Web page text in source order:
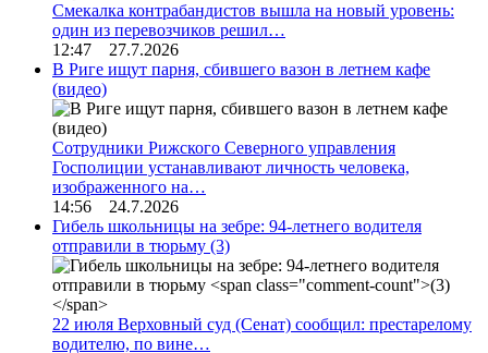
Смекалка контрабандистов вышла на новый уровень:
один из перевозчиков решил…
12:47 27.7.2026
В Риге ищут парня, сбившего вазон в летнем кафе
(видео)
Сотрудники Рижского Северного управления
Госполиции устанавливают личность человека,
изображенного на…
14:56 24.7.2026
Гибель школьницы на зебре: 94-летнего водителя
отправили в тюрьму (3)
22 июля Верховный суд (Сенат) сообщил: престарелому
водителю, по вине…